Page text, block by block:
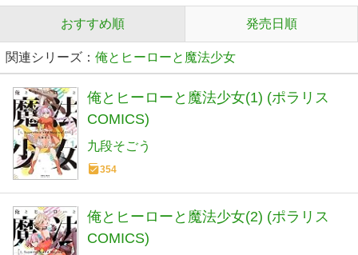
おすすめ順 発売日順
関連シリーズ： 俺とヒーローと魔法少女
俺とヒーローと魔法少女(1) (ポラリス
COMICS)
九段そごう
354
俺とヒーローと魔法少女(2) (ポラリス
COMICS)